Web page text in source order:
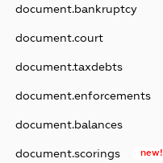
document.bankruptcy
document.court
document.taxdebts
document.enforcements
document.balances
document.scorings new!